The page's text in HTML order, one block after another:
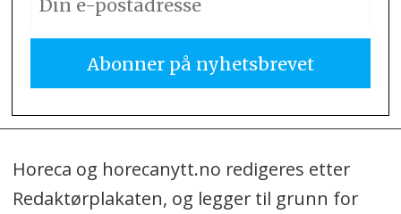
Horeca og horecanytt.no redigeres etter
Redaktørplakaten, og legger til grunn for